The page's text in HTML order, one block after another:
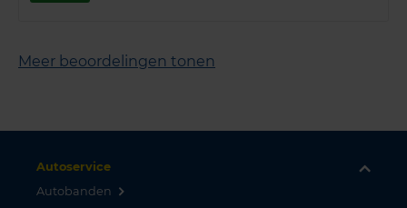
Meer beoordelingen tonen
Autoservice
Autobanden